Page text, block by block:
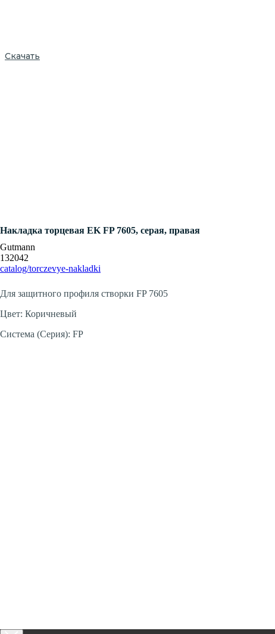
Скачать
Накладка торцевая EK FP 7605, серая, правая
Gutmann
132042
catalog/torczevye-nakladki
Для защитного профиля створки FP 7605
Цвет: Коричневый
Система (Серия): FP